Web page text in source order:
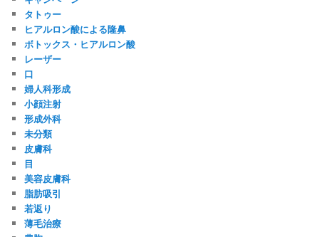
タトゥー
ヒアルロン酸による隆鼻
ボトックス・ヒアルロン酸
レーザー
口
婦人科形成
小顔注射
形成外科
未分類
皮膚科
目
美容皮膚科
脂肪吸引
若返り
薄毛治療